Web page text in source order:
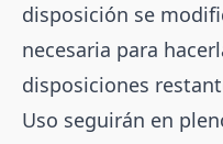
disposición se
necesaria para
disposiciones
Uso seguirán en